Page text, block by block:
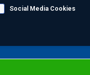
προηγμένων λύσεων
μας σε
να
δεξαμενή
Social Media Cookies